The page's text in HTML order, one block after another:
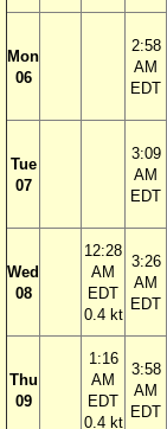
Mon
06
2:58
AM
EDT
Tue
07
3:09
AM
EDT
Wed
08
12:28
AM
EDT
0.4 kt
3:26
AM
EDT
Thu
09
1:16
AM
EDT
0.4 kt
3:58
AM
EDT